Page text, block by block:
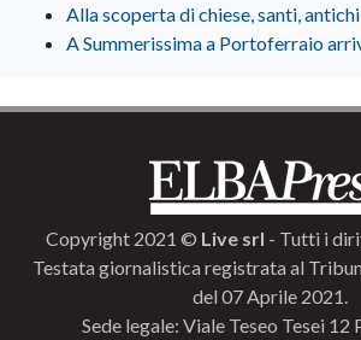
Alla scoperta di chiese, santi,
A Summerissima a Portoferraio
Copyright 2021 © Live srl - Tutti i
Testata giornalistica registrata al
del 07 Aprile 2021.
Sede legale: Viale Teseo Tesei